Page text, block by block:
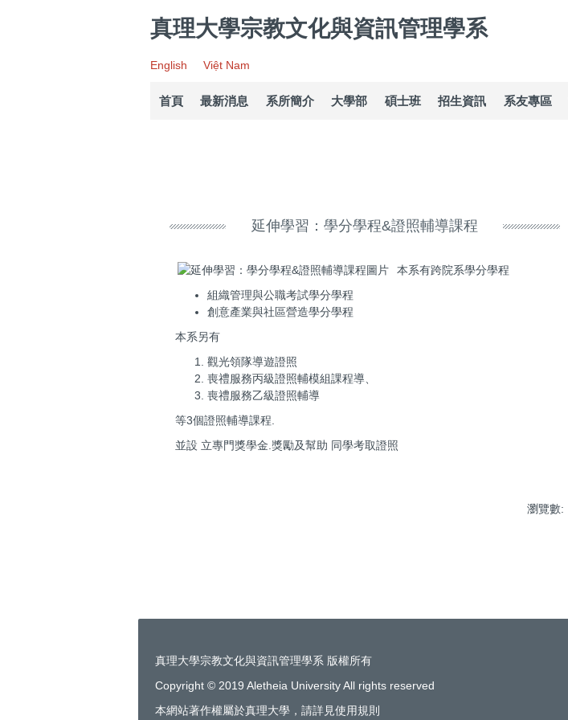
真理大學宗教文化與資訊管理學系
English Việt Nam
首頁 最新消息 系所簡介 大學部 碩士班 招生資訊 系友專區
延伸學習：學分學程&證照輔導課程
本系有跨院系學分學程
組織管理與公職考試學分學程
創意產業與社區營造學分學程
本系另有
觀光領隊導遊證照
喪禮服務丙級證照輔模組課程導、
喪禮服務乙級證照輔導
等3個證照輔導課程.
並設 立專門獎學金.獎勵及幫助 同學考取證照
瀏覽數:
真理大學宗教文化與資訊管理學系 版權所有
Copyright © 2019 Aletheia University All rights reserved
本網站著作權屬於真理大學，請詳見使用規則